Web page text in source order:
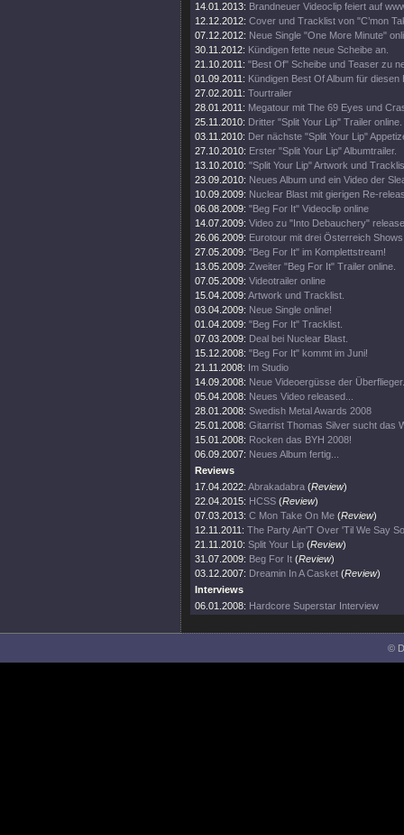
14.01.2013: Brandneuer Videoclip feiert auf
12.12.2012: Cover und Tracklist von "C’mon
07.12.2012: Neue Single "One More Minute"
30.11.2012: Kündigen fette neue Scheibe an.
21.10.2011: "Best Of" Scheibe und Teaser zu
01.09.2011: Kündigen Best Of Album für diesen
27.02.2011: Tourtrailer
28.01.2011: Megatour mit The 69 Eyes und
25.11.2010: Dritter "Split Your Lip" Trailer online.
03.11.2010: Der nächste "Split Your Lip"
27.10.2010: Erster "Split Your Lip" Albumtrailer.
13.10.2010: "Split Your Lip" Artwork und
23.09.2010: Neues Album und ein Video der
10.09.2009: Nuclear Blast mit gierigen Re-
06.08.2009: "Beg For It" Videoclip online
14.07.2009: Video zu "Into Debauchery"
26.06.2009: Eurotour mit drei Österreich
27.05.2009: "Beg For It" im Komplettstream!
13.05.2009: Zweiter "Beg For It" Trailer online.
07.05.2009: Videotrailer online
15.04.2009: Artwork und Tracklist.
03.04.2009: Neue Single online!
01.04.2009: "Beg For It" Tracklist.
07.03.2009: Deal bei Nuclear Blast.
15.12.2008: "Beg For It" kommt im Juni!
21.11.2008: Im Studio
14.09.2008: Neue Videoergüsse der Überflieger.
05.04.2008: Neues Video released...
28.01.2008: Swedish Metal Awards 2008
25.01.2008: Gitarrist Thomas Silver sucht das
15.01.2008: Rocken das BYH 2008!
06.09.2007: Neues Album fertig...
Reviews
17.04.2022: Abrakadabra (Review)
22.04.2015: HCSS (Review)
07.03.2013: C Mon Take On Me (Review)
12.11.2011: The Party Ain'T Over 'Til We Say
21.11.2010: Split Your Lip (Review)
31.07.2009: Beg For It (Review)
03.12.2007: Dreamin In A Casket (Review)
Interviews
06.01.2008: Hardcore Superstar Interview
©